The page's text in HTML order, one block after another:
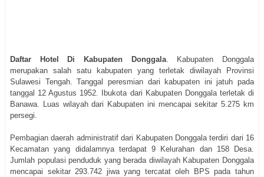
Daftar Hotel Di Kabupaten Donggala. Kabupaten Donggala
merupakan salah satu kabupaten yang terletak diwilayah Provinsi
Sulawesi Tengah. Tanggal peresmian dari kabupaten ini jatuh pada
tanggal 12 Agustus 1952. Ibukota dari Kabupaten Donggala terletak di
Banawa. Luas wilayah dari Kabupaten ini mencapai sekitar 5.275 km
persegi.
Pembagian daerah administratif dari Kabupaten Donggala terdiri dari 16
Kecamatan yang didalamnya terdapat 9 Kelurahan dan 158 Desa.
Jumlah populasi penduduk yang berada diwilayah Kabupaten Donggala
mencapai sekitar 293.742 jiwa yang tercatat oleh BPS pada tahun